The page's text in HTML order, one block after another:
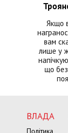
Якщо
вам
лише у
що
ВЛАДА
Політика